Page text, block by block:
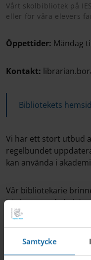
Samtycke
Vårt skolbibliotek på
eller för våra elevers
Öppettider: Måndag
Kontakt:
Bibliotekets
Vi har ett stort utbud
regelbundet
kan använda i
Vår bibliotekarie
böcker som de
förälskade i. Hon
inspirera och,
Om du vill föreslå en